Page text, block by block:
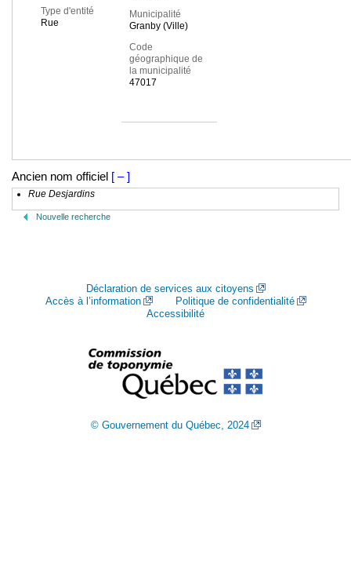
Type d'entité
Rue
Municipalité
Granby (Ville)
Code
géographique de
la municipalité
47017
Ancien nom officiel [ – ]
Rue Desjardins
Nouvelle recherche
Déclaration de services aux citoyens
Accès à l’information
Politique de confidentialité
Accessibilité
© Gouvernement du Québec, 2024